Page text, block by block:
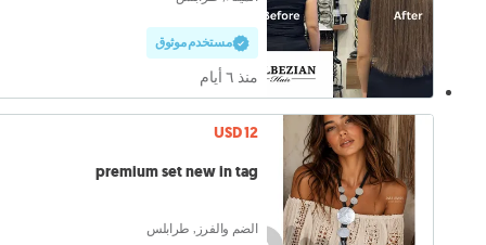
مستخدم موثوق
منذ ٦ أيام
USD 12
premium set new in tag
الضم والفرز, طرابلس